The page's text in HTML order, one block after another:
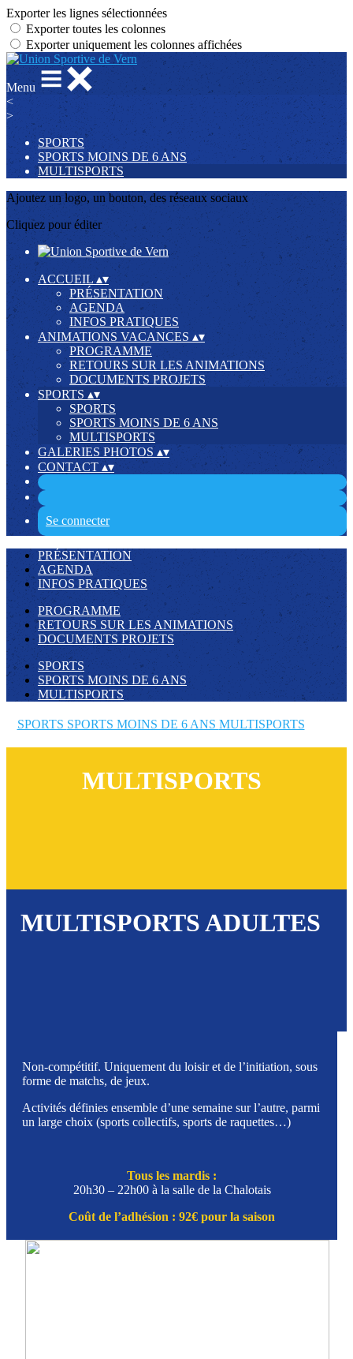
Exporter les lignes sélectionnées
Exporter toutes les colonnes
Exporter uniquement les colonnes affichées
Menu
<
>
SPORTS
SPORTS MOINS DE 6 ANS
MULTISPORTS
Ajoutez un logo, un bouton, des réseaux sociaux
Cliquez pour éditer
ACCUEIL▴▾
PRÉSENTATION
AGENDA
INFOS PRATIQUES
ANIMATIONS VACANCES ▴▾
PROGRAMME
RETOURS SUR LES ANIMATIONS
DOCUMENTS PROJETS
SPORTS ▴▾
SPORTS
SPORTS MOINS DE 6 ANS
MULTISPORTS
GALERIES PHOTOS ▴▾
CONTACT ▴▾
Se connecter
PRÉSENTATION
AGENDA
INFOS PRATIQUES
PROGRAMME
RETOURS SUR LES ANIMATIONS
DOCUMENTS PROJETS
SPORTS
SPORTS MOINS DE 6 ANS
MULTISPORTS
SPORTS SPORTS MOINS DE 6 ANS MULTISPORTS
MULTISPORTS
MULTISPORTS ADULTES
Non-compétitif. Uniquement du loisir et de l’initiation, sous
forme de matchs, de jeux.
Activités définies ensemble d’une semaine sur l’autre, parmi
un large choix (sports collectifs, sports de raquettes…)
Tous les mardis :
20h30 – 22h00 à la salle de la Chalotais
Coût de l’adhésion : 92€ pour la saison